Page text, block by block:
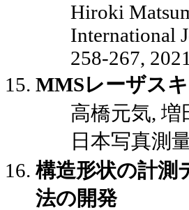
Hiroki
International
258-267,
MMSレーザス
高橋元気, 増
日本写真測
構造形状の計測
法の開発